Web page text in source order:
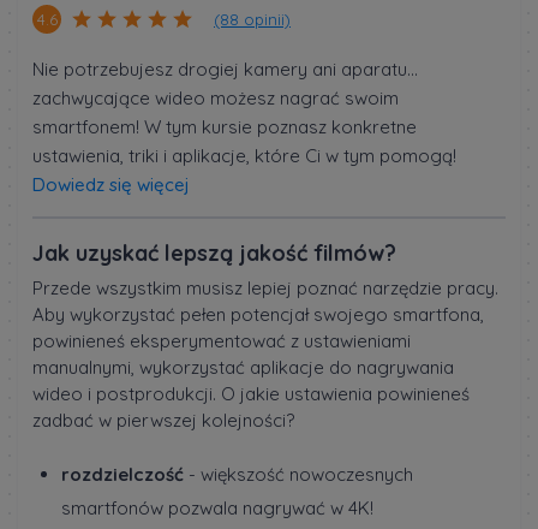
4.6 (88 opinii)
Nie potrzebujesz drogiej kamery ani aparatu...
zachwycające wideo możesz nagrać swoim
smartfonem! W tym kursie poznasz konkretne
ustawienia, triki i aplikacje, które Ci w tym pomogą!
Dowiedz się więcej
Jak uzyskać lepszą jakość filmów?
Przede wszystkim musisz lepiej poznać narzędzie pracy.
Aby wykorzystać pełen potencjał swojego smartfona,
powinieneś eksperymentować z ustawieniami
manualnymi, wykorzystać aplikacje do nagrywania
wideo i postprodukcji. O jakie ustawienia powinieneś
zadbać w pierwszej kolejności?
rozdzielczość - większość nowoczesnych
smartfonów pozwala nagrywać w 4K!